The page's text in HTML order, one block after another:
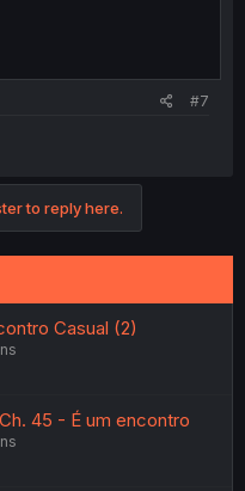
#7
to reply here.
Casual (2)
45 - É um encontro